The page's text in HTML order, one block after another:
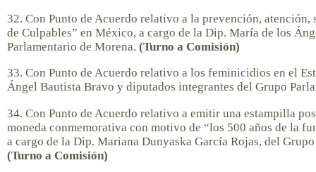
32. Con Punto de Acuerdo relativo a la prevención,
de Culpables” en México, a cargo de la Dip. María de los
Parlamentario de Morena. (Turno a Comisión)
33. Con Punto de Acuerdo relativo a los feminicidios en el
Ángel Bautista Bravo y diputados integrantes del Grupo
34. Con Punto de Acuerdo relativo a emitir una estampilla
moneda conmemorativa con motivo de “los 500 años de la
a cargo de la Dip. Mariana Dunyaska García Rojas, del
(Turno a Comisión)